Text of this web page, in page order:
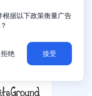
据以下政策衡量广告
拒绝 接受